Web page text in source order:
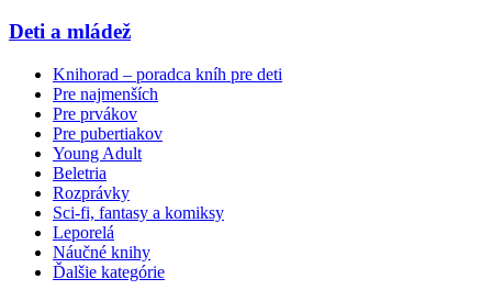
Deti a mládež
Knihorad – poradca kníh pre deti
Pre najmenších
Pre prvákov
Pre pubertiakov
Young Adult
Beletria
Rozprávky
Sci-fi, fantasy a komiksy
Leporelá
Náučné knihy
Ďalšie kategórie